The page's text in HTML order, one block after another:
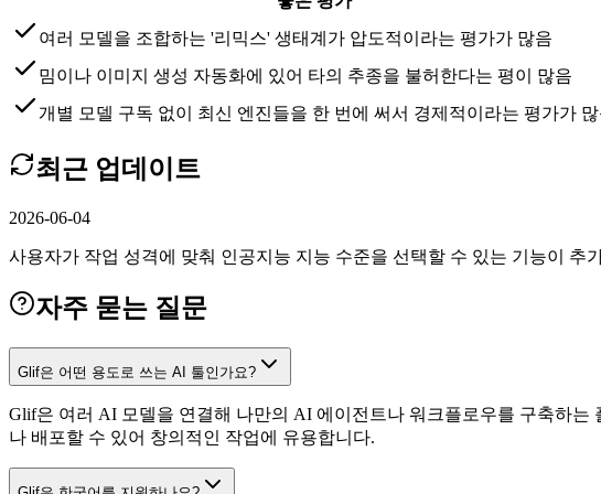
여러 모델을 조합하는 '리믹스' 생태계가 압도적이라는 평가가 많음
밈이나 이미지 생성 자동화에 있어 타의 추종을 불허한다는 평이 많음
개별 모델 구독 없이 최신 엔진들을 한 번에 써서 경제적이라는 평가가 많
최근 업데이트
2026-06-04
사용자가 작업 성격에 맞춰 인공지능 지능 수준을 선택할 수 있는 기능이 추
자주 묻는 질문
Glif은 어떤 용도로 쓰는 AI 툴인가요?
Glif은 여러 AI 모델을 연결해 나만의 AI 에이전트나 워크플로우를 구축하
나 배포할 수 있어 창의적인 작업에 유용합니다.